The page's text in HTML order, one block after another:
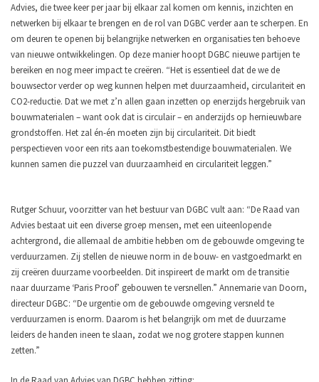
Advies, die twee keer per jaar bij elkaar zal komen om kennis, inzichten en
netwerken bij elkaar te brengen en de rol van DGBC verder aan te scherpen. En
om deuren te openen bij belangrijke netwerken en organisaties ten behoeve
van nieuwe ontwikkelingen. Op deze manier hoopt DGBC nieuwe partijen te
bereiken en nog meer impact te creëren. “Het is essentieel dat de we de
bouwsector verder op weg kunnen helpen met duurzaamheid, circulariteit en
CO2-reductie. Dat we met z’n allen gaan inzetten op enerzijds hergebruik van
bouwmaterialen – want ook dat is circulair – en anderzijds op hernieuwbare
grondstoffen. Het zal én-én moeten zijn bij circulariteit. Dit biedt
perspectieven voor een rits aan toekomstbestendige bouwmaterialen. We
kunnen samen die puzzel van duurzaamheid en circulariteit leggen.”
Rutger Schuur, voorzitter van het bestuur van DGBC vult aan: “De Raad van
Advies bestaat uit een diverse groep mensen, met een uiteenlopende
achtergrond, die allemaal de ambitie hebben om de gebouwde omgeving te
verduurzamen. Zij stellen de nieuwe norm in de bouw- en vastgoedmarkt en
zij creëren duurzame voorbeelden. Dit inspireert de markt om de transitie
naar duurzame ‘Paris Proof’ gebouwen te versnellen.” Annemarie van Doorn,
directeur DGBC: “De urgentie om de gebouwde omgeving versneld te
verduurzamen is enorm. Daarom is het belangrijk om met de duurzame
leiders de handen ineen te slaan, zodat we nog grotere stappen kunnen
zetten.”